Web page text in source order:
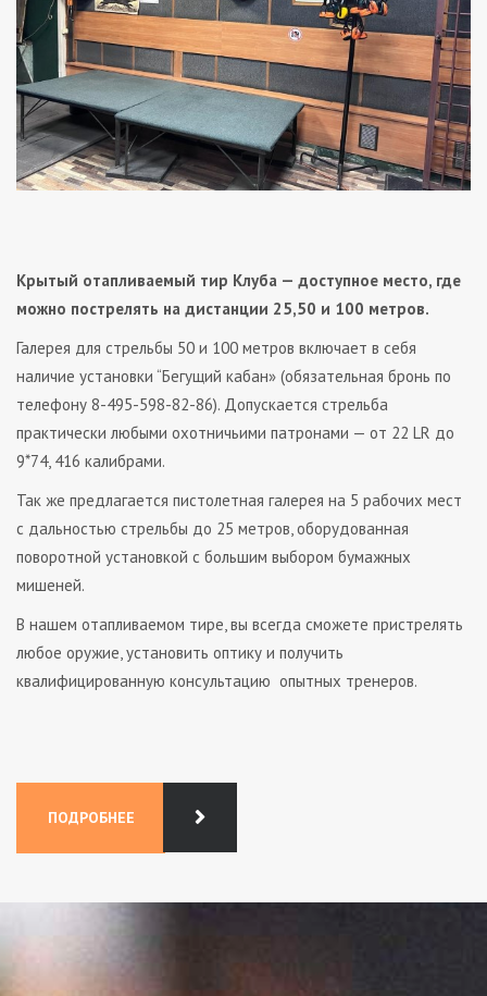
Крытый отапливаемый тир Клуба — доступное место, где
можно пострелять на дистанции 25,50 и 100 метров.
Галерея для стрельбы 50 и 100 метров включает в себя
наличие установки “Бегущий кабан» (обязательная бронь по
телефону 8-495-598-82-86). Допускается стрельба
практически любыми охотничьими патронами — от 22 LR до
9*74, 416 калибрами.
Так же предлагается пистолетная галерея на 5 рабочих мест
с дальностью стрельбы до 25 метров, оборудованная
поворотной установкой с большим выбором бумажных
мишеней.
В нашем отапливаемом тире, вы всегда сможете пристрелять
любое оружие, установить оптику и получить
квалифицированную консультацию опытных тренеров.
ПОДРОБНЕЕ